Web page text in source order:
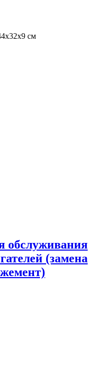
см
обслуживания
(замена